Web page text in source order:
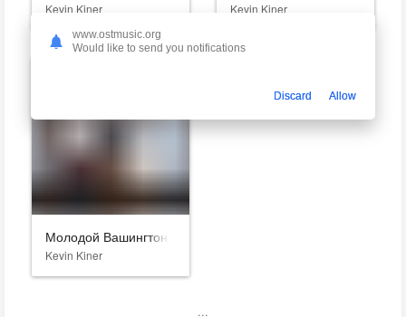
Kevin Kiner Kevin Kiner
Молодой Вашингтон
Kevin Kiner
...
www.ostmusic.org
Would like to send you notifications
Discard Allow